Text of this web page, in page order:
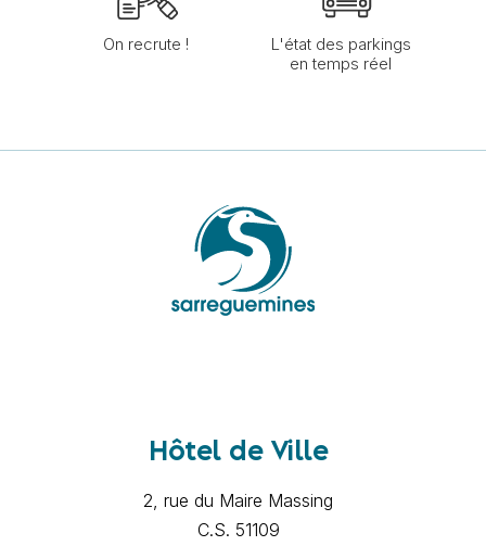
On recrute !
L'état des parkings
en temps réel
Hôtel de Ville
2, rue du Maire Massing
C.S. 51109